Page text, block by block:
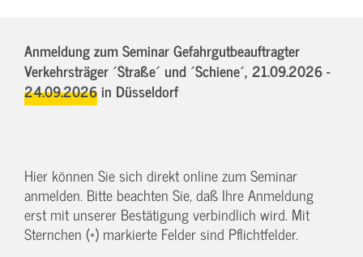
Anmeldung zum Seminar Gefahrgutbeauftragter
Verkehrsträger ´Straße´ und ´Schiene´, 21.09.2026 -
24.09.2026in Düsseldorf
Hier können Sie sich direkt online zum Seminar
anmelden. Bitte beachten Sie, daß Ihre Anmeldung
erst mit unserer Bestätigung verbindlich wird. Mit
Sternchen (*) markierte Felder sind Pflichtfelder.